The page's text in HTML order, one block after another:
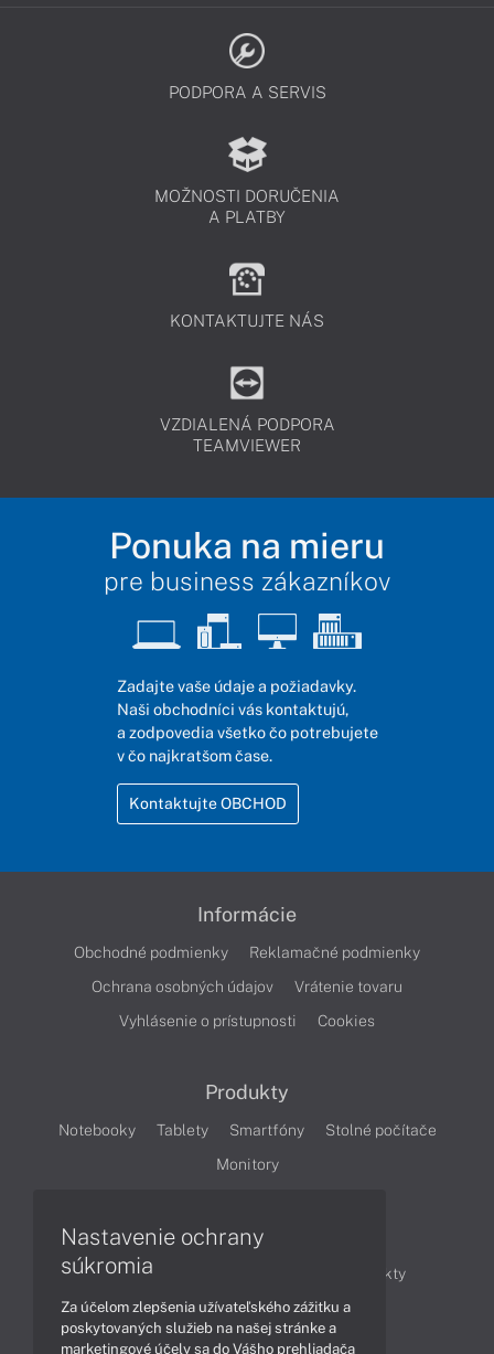
PODPORA A SERVIS
MOŽNOSTI DORUČENIA
A PLATBY
KONTAKTUJTE NÁS
VZDIALENÁ PODPORA
TEAMVIEWER
Ponuka na mieru
pre business zákazníkov
Zadajte vaše údaje a požiadavky.
Naši obchodníci vás kontaktujú,
a zodpovedia všetko čo potrebujete
v čo najkratšom čase.
Kontaktujte OBCHOD
Informácie
Obchodné podmienky
Reklamačné podmienky
Ochrana osobných údajov
Vrátenie tovaru
Vyhlásenie o prístupnosti
Cookies
Produkty
Notebooky Tablety Smartfóny
Stolné počítače
Monitory
Články
Obchodné informácie
Produkty
Technológie
Videá
Nastavenie ochrany
súkromia
Za účelom zlepšenia užívateľského zážitku a
poskytovaných služieb na našej stránke a
marketingové účely sa do Vášho prehliadača